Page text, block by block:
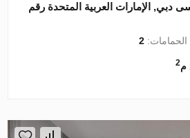
الإمارات العربية المتحدة رقم
الحمامات:2
2